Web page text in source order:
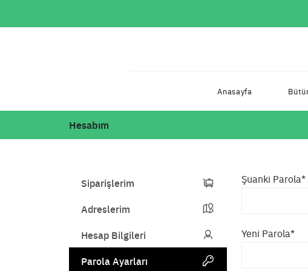
Anasayfa
Hesabım
Siparişlerim
Adreslerim
Hesap Bilgileri
Parola Ayarları
Şuanki Parola*
Yeni Parola*